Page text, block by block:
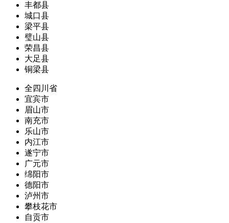
丰都县
城口县
梁平县
璧山县
荣昌县
大足县
铜梁县
全四川省
宜宾市
眉山市
南充市
乐山市
内江市
遂宁市
广元市
绵阳市
德阳市
泸州市
攀枝花市
自贡市